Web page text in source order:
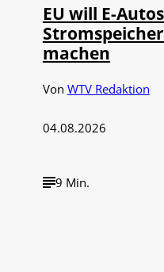
EU will E-
machen
Von WTV Redaktion
04.08.2026
9 Min.